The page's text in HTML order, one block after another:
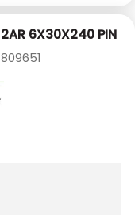
6X30X240 PIN
809651